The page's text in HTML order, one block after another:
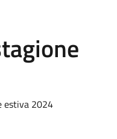
estiva 2024